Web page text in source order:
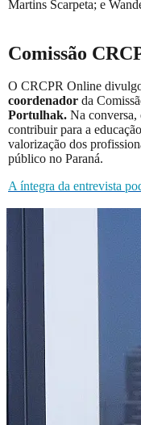
Martins Scarpeta; e
Comissão
O CRCPR Online
coordenador da
Portulhak. Na conversa,
contribuir para a
valorização dos
público no Paraná.
A íntegra da entrevista